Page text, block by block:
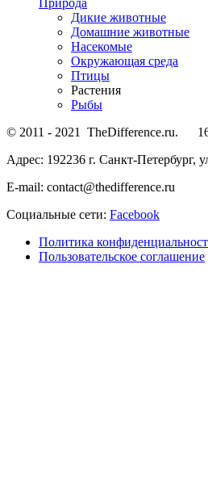
Дикие животные
Домашние животные
Насекомые
Окружающая среда
Птицы
Растения
Рыбы
© 2011 - 2021 TheDifference.ru.
Адрес: 192236 г. Санкт-Петербург,
E-mail: contact@thedifference.ru
Социальные сети: Facebook
Политика
Пользовательское соглашение